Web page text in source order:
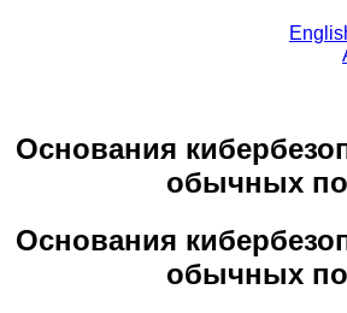
Основания
обычных
Основания
обычных